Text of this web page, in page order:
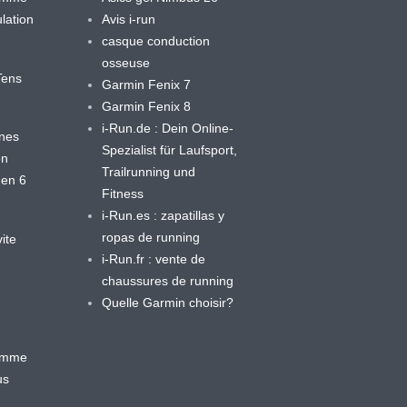
6
Avis i-run
casque conduction
osseuse
Garmin Fenix 7
Garmin Fenix 8
i-Run.de : Dein Online-
Spezialist für Laufsport,
Trailrunning und
Fitness
i-Run.es : zapatillas y
ropas de running
i-Run.fr : vente de
chaussures de running
Quelle Garmin choisir?